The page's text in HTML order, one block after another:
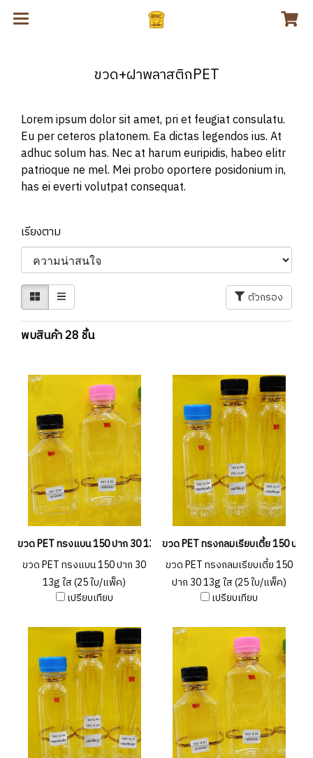
ขวด+ฝาพลาสติกPET
Lorem ipsum dolor sit amet, pri et feugiat consulatu.
Eu per ceteros platonem. Ea dictas legendos ius. At
adhuc solum has. Nec at harum euripidis, habeo elitr
patrioque ne mel. Mei probo oportere posidonium in,
has ei everti volutpat consequat.
เรียงตาม
ตัวกรอง
พบสินค้า 28 ชิ้น
ขวด PET ทรงแบน 150 ปาก 30 13g ใส (25 ใบ/แพ็ค)
ขวด PET ทรงแบน 150 ปาก 30
13g ใส (25 ใบ/แพ็ค)
เปรียบเทียบ
ขวด PET ทรงกลมเรียบเตี้ย 150 ปา
ขวด PET ทรงกลมเรียบเตี้ย 150
ปาก 30 13g ใส (25 ใบ/แพ็ค)
เปรียบเทียบ